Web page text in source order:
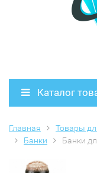
Каталог
Главная Товары
Банки
Банки